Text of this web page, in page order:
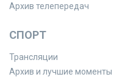
Архив телепередач
СПОРТ
Трансляции
Архив и лучшие моменты